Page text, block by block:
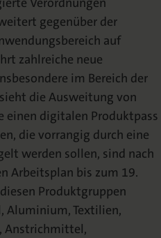
gegenüber der
auf
zahlreiche neue
im Bereich der
die Ausweitung von
digitalen Produktpass
die vorrangig durch eine
werden sollen, sind nach
Arbeitsplan bis zum 19.
Produktgruppen
Aluminium, Textilien,
Anstrichmittel,